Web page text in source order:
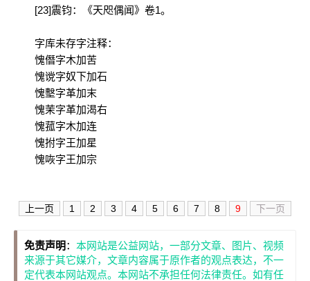
[23]震钧：《天咫偶闻》卷1。
字库未存字注释：
愧僭字木加苦
愧谠字奴下加石
愧墼字革加末
愧茉字革加渴右
愧菰字木加连
愧拊字王加星
愧咴字王加宗
上一页 1 2 3 4 5 6 7 8 9 下一页
免责声明 ： 本网站是公益网站，一部分文章、图片、视频
来源于其它媒介，文章内容属于原作者的观点表达，不一
定代表本网站观点。本网站不承担任何法律责任。如有任